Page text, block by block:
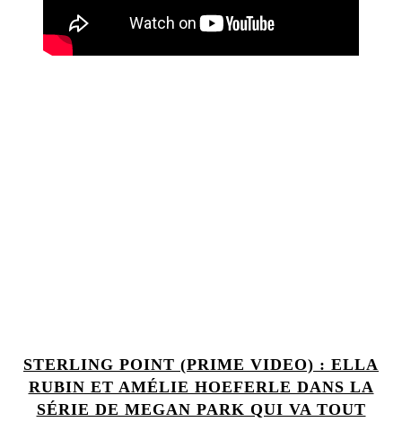
STERLING POINT (PRIME VIDEO) : ELLA
RUBIN ET AMÉLIE HOEFERLE DANS LA
SÉRIE DE MEGAN PARK QUI VA TOUT